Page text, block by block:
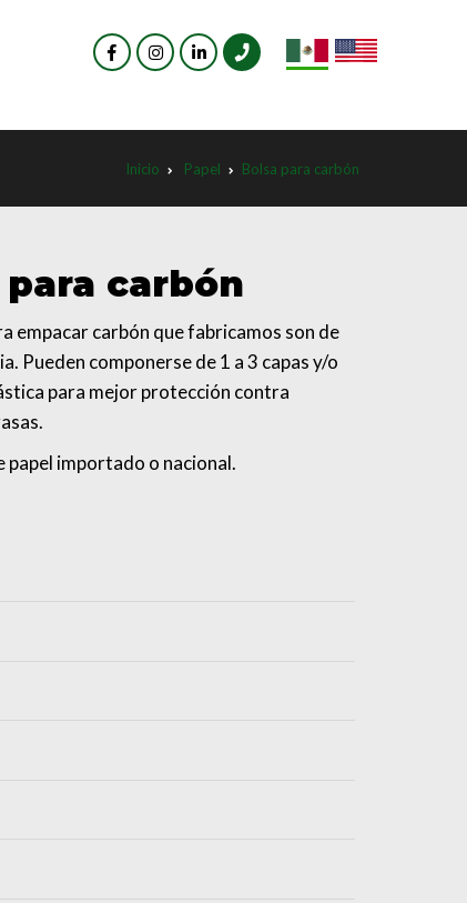
Inicio Papel Bolsa para carbón
para carbón
empacar carbón que fabricamos son de
Pueden componerse de 1 a 3 capas y/o
para mejor protección contra
papel importado o nacional.